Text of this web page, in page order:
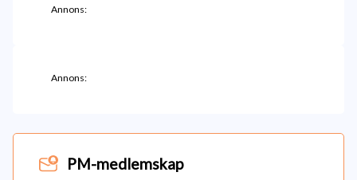
Annons:
Annons:
PM-medlemskap